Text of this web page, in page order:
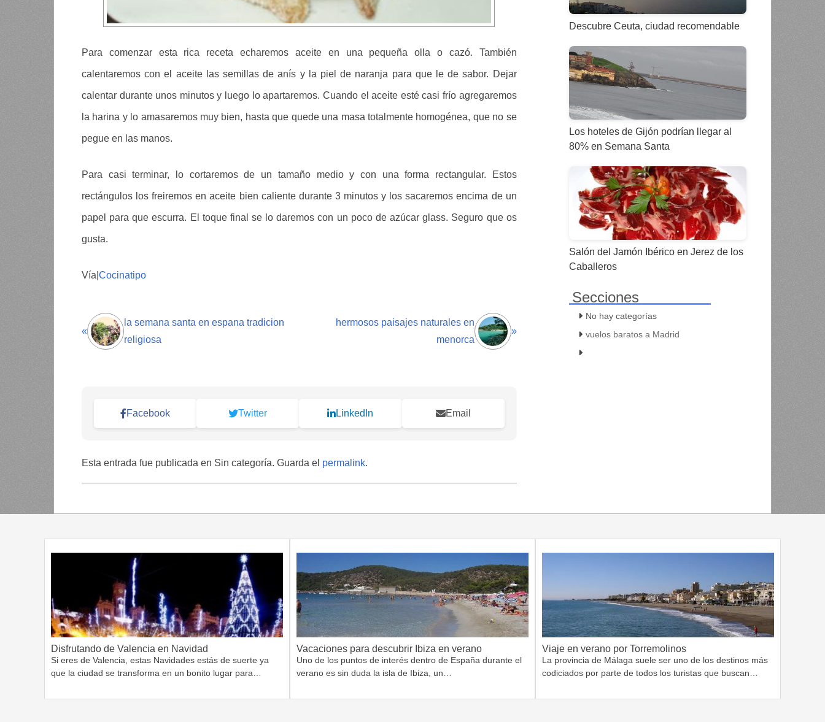
Para comenzar esta rica receta echaremos aceite en una pequeña olla o cazó. También
calentaremos con el aceite las semillas de anís y la piel de naranja para que le de sabor. Dejar
calentar durante unos minutos y luego lo apartaremos. Cuando el aceite esté casi frío agregaremos
la harina y lo amasaremos muy bien, hasta que quede una masa totalmente homogénea, que no se
pegue en las manos.
Para casi terminar, lo cortaremos de un tamaño medio y con una forma rectangular. Estos
rectángulos los freiremos en aceite bien caliente durante 3 minutos y los sacaremos encima de un
papel para que escurra. El toque final se lo daremos con un poco de azúcar glass. Seguro que os
gusta.
Vía| Cocinatipo
«
la semana santa en espana tradicion
religiosa
hermosos paisajes naturales en
menorca
»
Facebook Twitter LinkedIn Email
Esta entrada fue publicada en Sin categoría. Guarda el permalink.
Descubre Ceuta, ciudad recomendable
Los hoteles de Gijón podrían llegar al
80% en Semana Santa
Salón del Jamón Ibérico en Jerez de los
Caballeros
Secciones
No hay categorías
vuelos baratos a Madrid
Disfrutando de Valencia en Navidad
Si eres de Valencia, estas Navidades estás de suerte ya
que la ciudad se transforma en un bonito lugar para…
Vacaciones para descubrir Ibiza en verano
Uno de los puntos de interés dentro de España durante el
verano es sin duda la isla de Ibiza, un…
Viaje en verano por Torremolinos
La provincia de Málaga suele ser uno de los destinos más
codiciados por parte de todos los turistas que buscan…